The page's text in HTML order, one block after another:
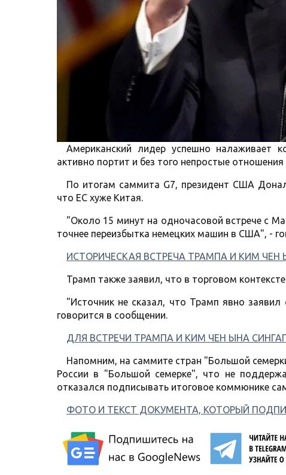
Американский лидер успешно налаживает
активно портит и без того непростые
По итогам саммита G7, президент США
что ЕС хуже Китая.
"Около 15 минут на одночасовой встрече с
точнее переизбытка немецких машин в США", -
ИСТОРИЧЕСКАЯ ВСТРЕЧА ТРАМПА И КИМ
Трамп также заявил, что в торговом
"Источник не сказал, что Трамп явно
говорится в сообщении.
ДЛЯ ВСТРЕЧИ ТРАМПА И КИМ ЧЕН ЫНА
Напомним, на саммите стран "Большой
России в "Большой семерке", что не
отказался подписывать итоговое коммюнике
ФОТО И ТЕКСТ ДОКУМЕНТА, КОТОРЫЙ